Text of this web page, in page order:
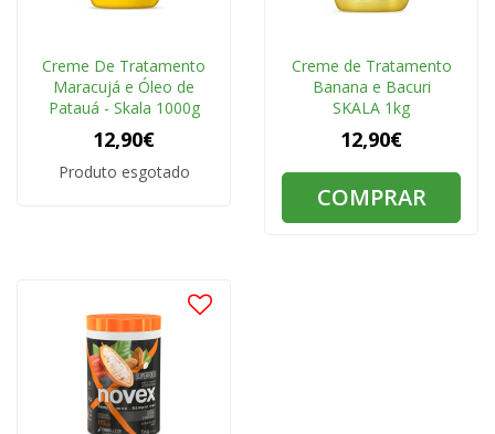
Creme De Tratamento
Maracujá e Óleo de
Patauá - Skala 1000g
12,90€
Produto esgotado
Creme de Tratamento
Banana e Bacuri
SKALA 1kg
12,90€
COMPRAR